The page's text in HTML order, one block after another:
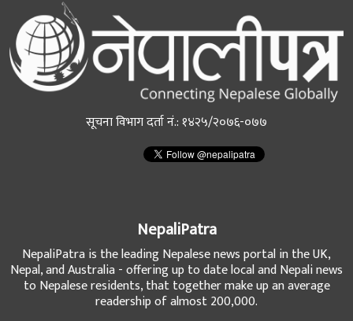
सूचना विभाग दर्ता नं.: १४२५/२०७६-०७७
NepaliPatra
NepaliPatra is the leading Nepalese news portal in the UK,
Nepal, and Australia - offering up to date local and Nepali news
to Nepalese residents, that together make up an average
readership of almost 200,000.